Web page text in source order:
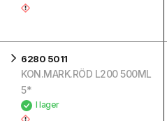
6280 5011
KON.MARK.RÖD L200 500ML
5*
I lager